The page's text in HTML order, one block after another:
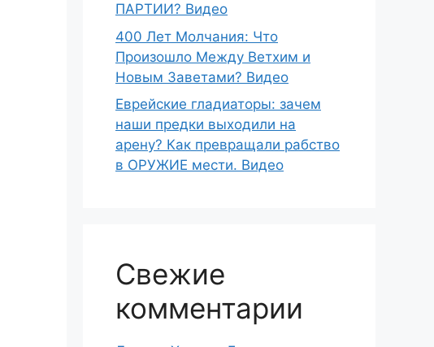
ПАРТИИ? Видео
400 Лет Молчания: Что
Произошло Между Ветхим и
Новым Заветами? Видео
Еврейские гладиаторы: зачем
наши предки выходили на
арену? Как превращали рабство
в ОРУЖИЕ мести. Видео
Свежие
комментарии